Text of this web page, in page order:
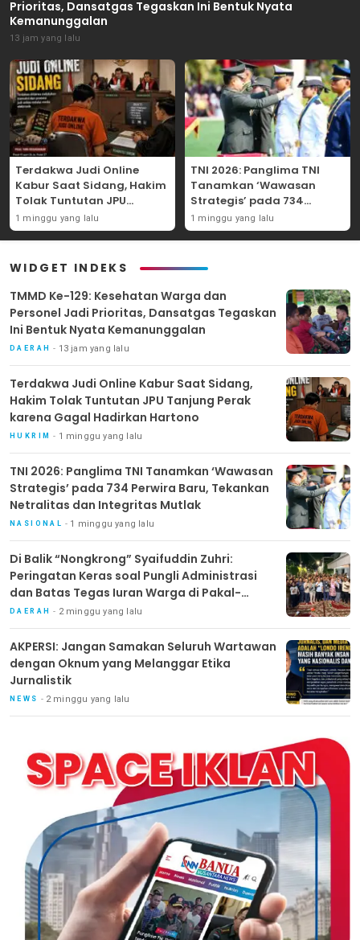
Prioritas, Dansatgas Tegaskan Ini Bentuk Nyata
Kemanunggalan
13 jam yang lalu
Terdakwa Judi Online
Kabur Saat Sidang, Hakim
Tolak Tuntutan JPU
Tanjung Perak karena
Gagal Hadirkan Hartono
1 minggu yang lalu
TNI 2026: Panglima TNI
Tanamkan ‘Wawasan
Strategis’ pada 734
Perwira Baru, Tekankan
Netralitas dan Integritas
1 minggu yang lalu
WIDGET INDEKS
TMMD Ke-129: Kesehatan Warga dan
Personel Jadi Prioritas, Dansatgas Tegaskan
Ini Bentuk Nyata Kemanunggalan
DAERAH 13 jam yang lalu
Terdakwa Judi Online Kabur Saat Sidang,
Hakim Tolak Tuntutan JPU Tanjung Perak
karena Gagal Hadirkan Hartono
HUKRIM 1 minggu yang lalu
TNI 2026: Panglima TNI Tanamkan ‘Wawasan
Strategis’ pada 734 Perwira Baru, Tekankan
Netralitas dan Integritas Mutlak
NASIONAL 1 minggu yang lalu
Di Balik “Nongkrong” Syaifuddin Zuhri:
Peringatan Keras soal Pungli Administrasi
dan Batas Tegas Iuran Warga di Pakal-
Benowo
DAERAH 2 minggu yang lalu
AKPERSI: Jangan Samakan Seluruh Wartawan
dengan Oknum yang Melanggar Etika
Jurnalistik
NEWS 2 minggu yang lalu